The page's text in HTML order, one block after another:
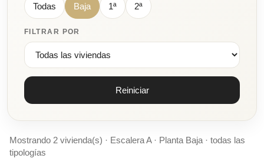
Todas Baja 1ª 2ª
FILTRAR POR
Reiniciar
Mostrando 2 vivienda(s) · Escalera A · Planta Baja · todas las
tipologías